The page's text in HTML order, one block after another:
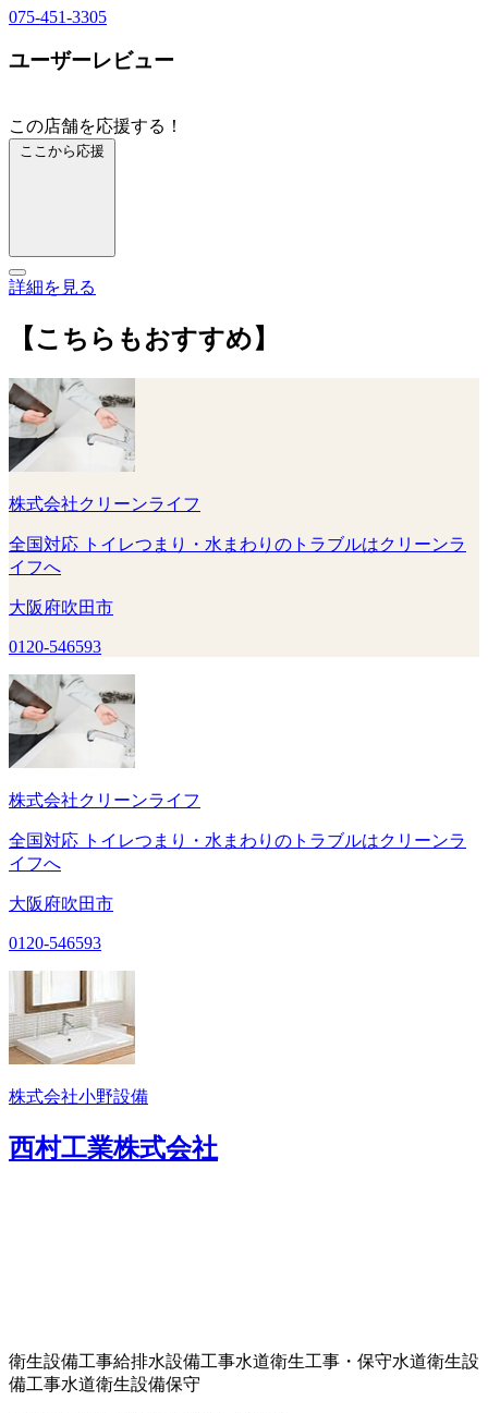
075-451-3305
ユーザーレビュー
この店舗を応援する！
ここから応援
詳細を見る
【こちらもおすすめ】
株式会社クリーンライフ
全国対応 トイレつまり・水まわりのトラブルはクリーンラ
イフへ
大阪府吹田市
0120-546593
株式会社クリーンライフ
全国対応 トイレつまり・水まわりのトラブルはクリーンラ
イフへ
大阪府吹田市
0120-546593
株式会社小野設備
西村工業株式会社
衛生設備工事給排水設備工事水道衛生工事・保守水道衛生設
備工事水道衛生設備保守